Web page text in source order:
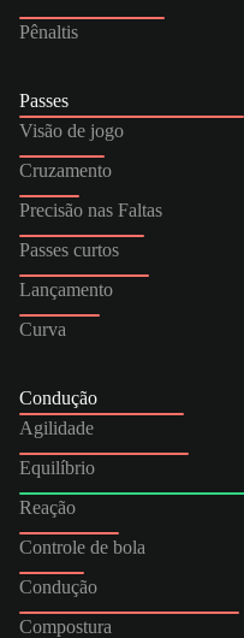
Pênaltis
Passes
Visão de jogo
Cruzamento
Precisão nas Faltas
Passes curtos
Lançamento
Curva
Condução
Agilidade
Equilíbrio
Reação
Controle de bola
Condução
Compostura